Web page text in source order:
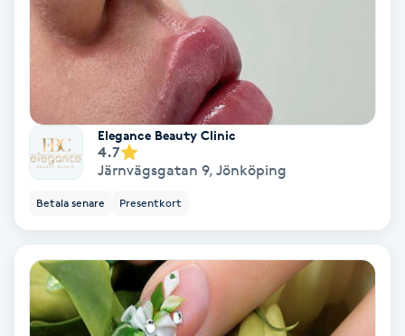
Megavolymfransar
Mesoterapi
Mixfransar
Elegance Beauty Clinic
4.7
Järnvägsgatan 9, Jönköping
Betala senare Presentkort